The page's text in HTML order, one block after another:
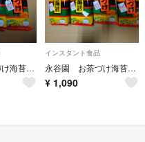
永谷園 お茶づけ海苔 さけ茶づけ インスタント食品
インスタント食品
永谷園 お茶づけ海苔 さけ茶づけ
¥ 1,090